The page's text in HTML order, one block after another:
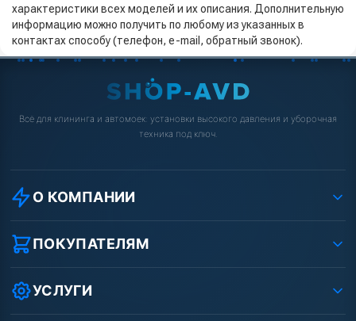
характеристики всех моделей и их описания. Дополнительную
информацию можно получить по любому из указанных в
контактах способу (телефон, e-mail, обратный звонок).
Всё для клининга и автомоек: установки высокого давления и уборочная
техника под ключ.
О КОМПАНИИ
О компании
Реквизиты ООО «Шоп АВД»
Защита данных клиента
Условия соглашения
Вакансии
ПОКУПАТЕЛЯМ
Как заказать?
Оплата
Доставка
УСЛУГИ
Ремонт АВД